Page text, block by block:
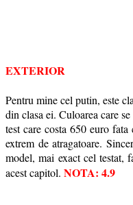
EXTERIOR
Pentru mine cel putin, este
din clasa ei. Culoarea care
test care costa 650 euro
extrem de atragatoare.
model, mai exact cel testat,
acest capitol. NOTA: 4.9